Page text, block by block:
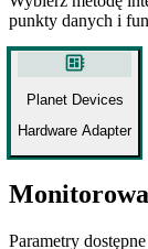
punkty danych i
developer_board
Planet Devices
Hardware Adapter
Parametry